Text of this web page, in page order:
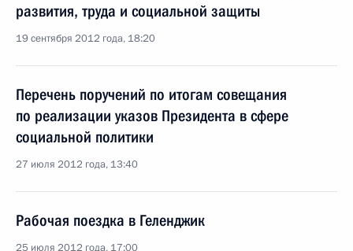
развития, труда и социальной защиты
19 сентября 2012 года, 18:20
Перечень поручений по итогам совещания
по реализации указов Президента в сфере
социальной политики
27 июля 2012 года, 13:40
Рабочая поездка в Геленджик
25 июля 2012 года, 17:00